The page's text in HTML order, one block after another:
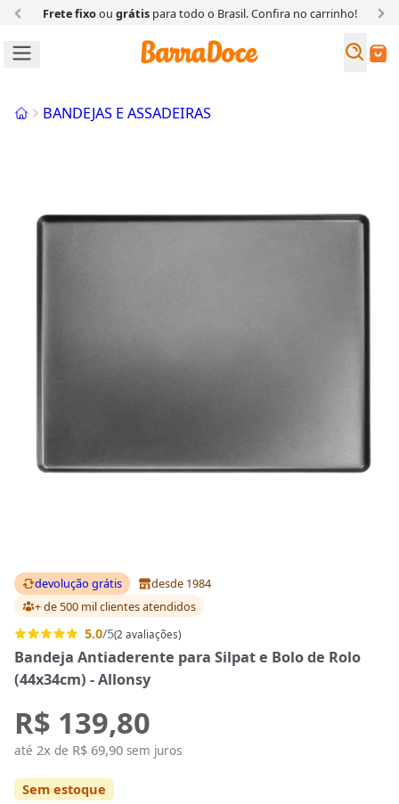
Frete fixoou grátispara todo o Brasil. Confira no carrinho!
Buscar
InícioBANDEJAS E ASSADEIRAS
devolução grátis
desde 1984
+ de 500 mil clientesatendidos
5.0/5(2 avaliações)
Bandeja Antiaderente para Silpat e Bolo de Rolo
(44x34cm) - Allonsy
R$ 139,80
até 2x de R$ 69,90sem juros
Sem estoque